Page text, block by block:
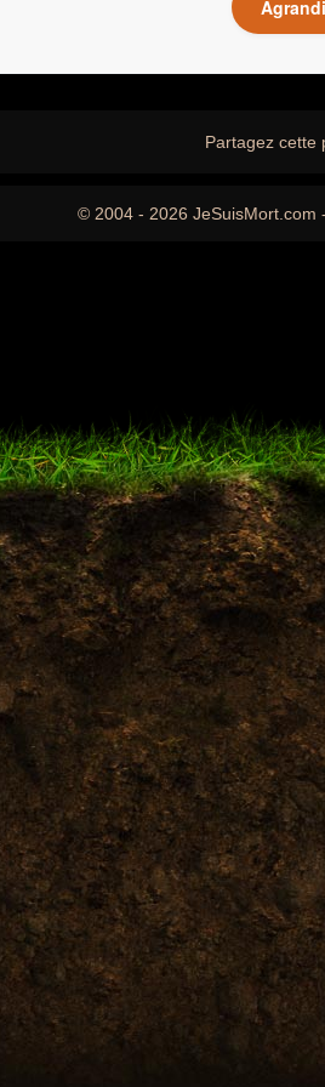
Partagez cette
© 2004 - 2026 JeSuisMort.com -